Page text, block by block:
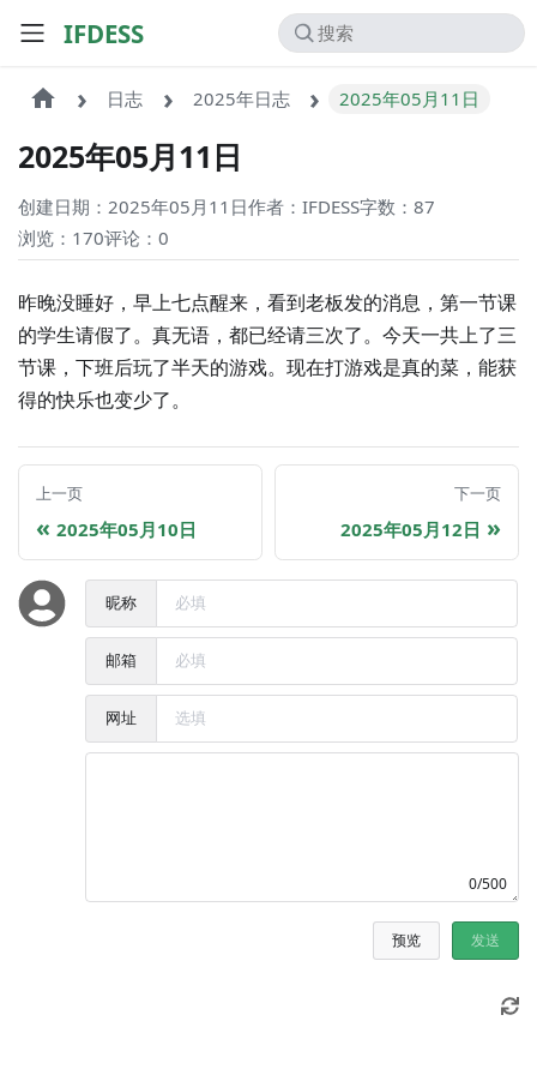
IFDESS
日志 2025年日志 2025年05月11日
2025年05月11日
创建日期：2025年05月11日作者：IFDESS字数：87
浏览：170评论：0
昨晚没睡好，早上七点醒来，看到老板发的消息，第一节课
的学生请假了。真无语，都已经请三次了。今天一共上了三
节课，下班后玩了半天的游戏。现在打游戏是真的菜，能获
得的快乐也变少了。
上一页
2025年05月10日
下一页
2025年05月12日
昵称
邮箱
网址
0/500
预览 发送